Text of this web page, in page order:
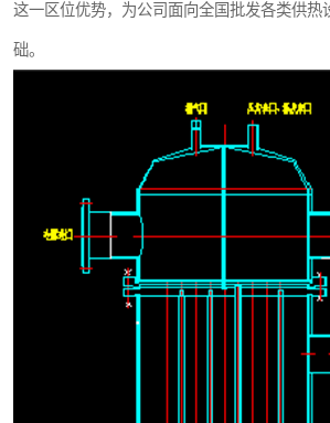
这一区位优势，为公司面向全国批发各类供热
础。